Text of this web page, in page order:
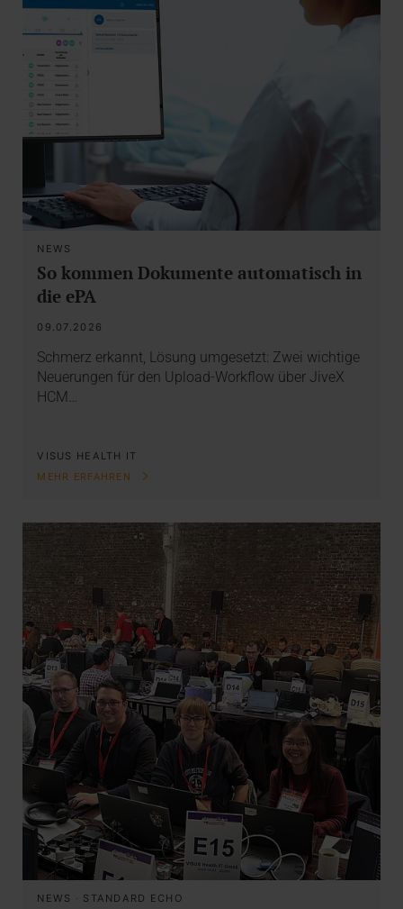
NEWS
So kommen Dokumente automatisch in
die ePA
09.07.2026
Schmerz erkannt, Lösung umgesetzt: Zwei wichtige
Neuerungen für den Upload-Workflow über JiveX
HCM…
VISUS HEALTH IT
MEHR ERFAHREN
NEWS · STANDARD ECHO